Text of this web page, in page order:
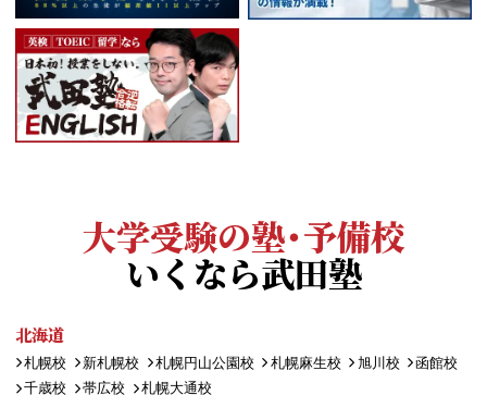
大学受験の塾・予備校
いくなら武田塾
北海道
札幌校 新札幌校 札幌円山公園校 札幌麻生校 旭川校
函館校
千歳校
帯広校 札幌大通校